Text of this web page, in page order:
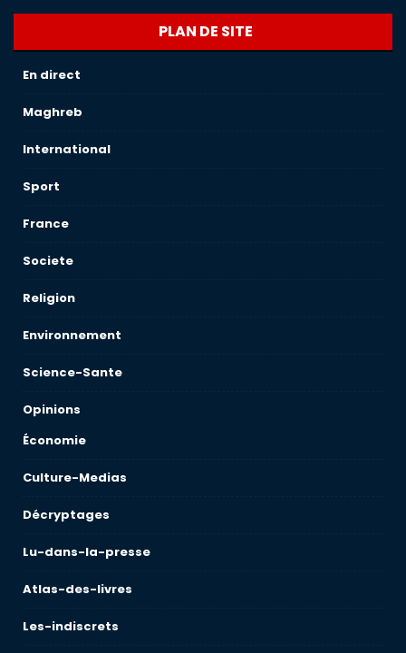
PLAN DE SITE
En direct
Maghreb
International
Sport
France
Societe
Religion
Environnement
Science-Sante
Opinions
Économie
Culture-Medias
Décryptages
Lu-dans-la-presse
Atlas-des-livres
Les-indiscrets